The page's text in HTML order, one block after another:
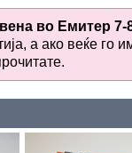
во Емитер 7-
а ако веќе го
.